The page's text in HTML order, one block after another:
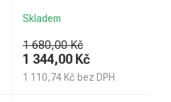
Skladem
1 680,00 Kč
1 344,00 Kč
1 110,74 Kč bez DPH